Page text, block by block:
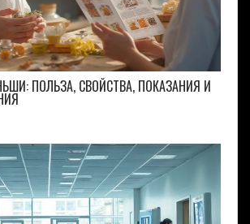
ПОЛЬЗА, СВОЙСТВА, ПОКАЗАНИЯ И